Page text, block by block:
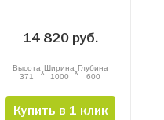
14 820 руб.
Высота
371
xШирина
1000
xГлубина
600
Купить в 1 клик